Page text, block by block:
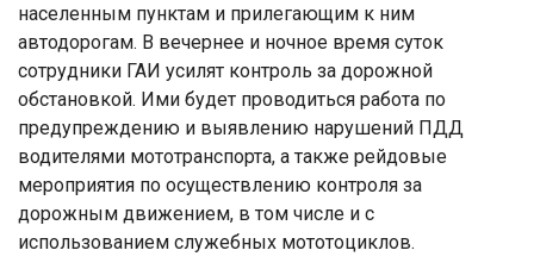
населенным пунктам и прилегающим к ним
автодорогам. В вечернее и ночное время суток
сотрудники ГАИ усилят контроль за дорожной
обстановкой. Ими будет проводиться работа по
предупреждению и выявлению нарушений ПДД
водителями мототранспорта, а также рейдовые
мероприятия по осуществлению контроля за
дорожным движением, в том числе и с
использованием служебных мототоциклов.